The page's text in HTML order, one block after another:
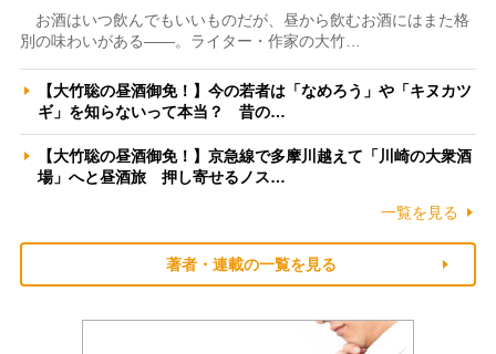
お酒はいつ飲んでもいいものだが、昼から飲むお酒にはまた格
別の味わいがある――。ライター・作家の大竹…
【大竹聡の昼酒御免！】今の若者は「なめろう」や「キヌカツ
ギ」を知らないって本当？ 昔の…
【大竹聡の昼酒御免！】京急線で多摩川越えて「川崎の大衆酒
場」へと昼酒旅 押し寄せるノス…
一覧を見る
著者・連載の一覧を見る